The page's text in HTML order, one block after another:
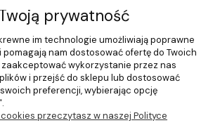
Zastrzeżone | DOM-OGRÓD-HOBBY.PL
Master byEcommercy
prywatność
im technologie umożliwiają poprawne
pomagają nam dostosować ofertę do Twoich
wykorzystanie przez nas
i przejść do sklepu lub dostosować
preferencji, wybierając opcję
przeczytasz w naszej Polityce